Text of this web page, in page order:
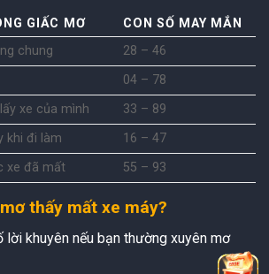
GIẤC MƠ
CON SỐ MAY MẮN
chung
28 – 46
04 – 78
xe của mình
33 – 89
khi đi làm
16 – 47
xe đã mất
55 – 93
thấy mất xe máy?
khuyên nếu bạn thường xuyên mơ